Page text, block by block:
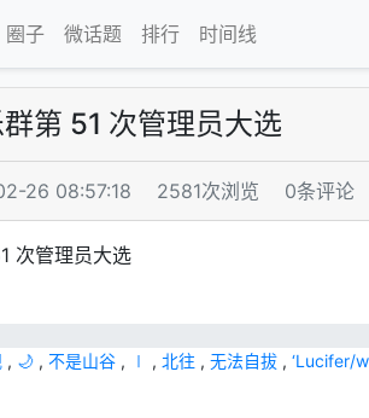
圈子 微话题 排行 时间线
第 51 次管理员大选
26 08:57:18 2581次浏览 0条评论
次管理员大选
, 🌙 , 不是山谷 , ∣ , 北往 , 无法自拔 , ‘Lucifer/